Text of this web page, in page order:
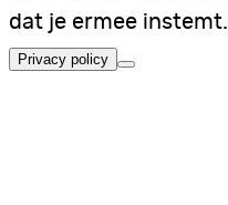
dat je ermee instemt.
Privacy policy